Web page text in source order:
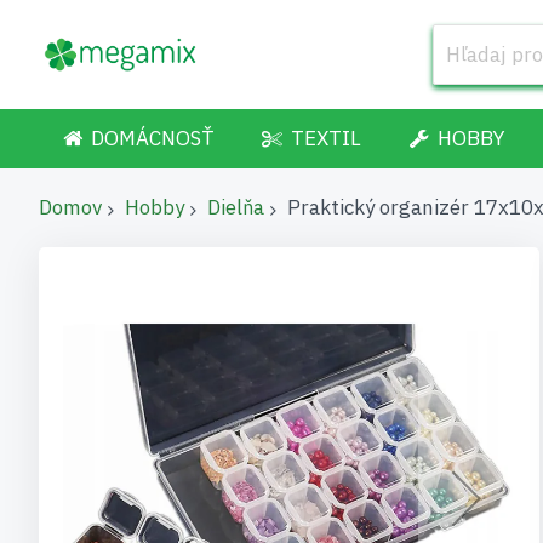
DOMÁCNOSŤ TEXTIL HOBBY
Domov Hobby Dielňa Praktický organizér
obrázkov